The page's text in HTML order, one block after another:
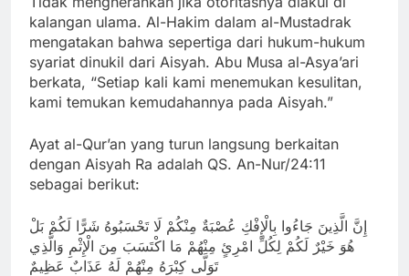
kalangan ulama. Al-Hakim dalam al-Mustadrak
mengatakan bahwa sepertiga dari hukum-hukum
syariat dinukil dari Aisyah. Abu Musa al-Asya’ari
berkata, “Setiap kali kami menemukan kesulitan,
kami temukan kemudahannya pada Aisyah.”
Ayat al-Qur’an yang turun langsung berkaitan
dengan Aisyah Ra adalah QS. An-Nur/24:11
sebagai berikut:
إِنَّ الَّذِينَ جَاءُوا بِالْإِفْكِ عُصْبَةٌ مِنْكُمْ لَا تَحْسَبُوهُ شَرًّا لَكُمْ بَلْ
هُوَ خَيْرٌ لَكُمْ لِكُلِّ امْرِئٍ مِنْهُمْ مَا اكْتَسَبَ مِنَ الْإِثْمِ وَالَّذِي
تَوَلَّى كِبْرَهُ مِنْهُمْ لَهُ عَذَابٌ عَظِيمٌ